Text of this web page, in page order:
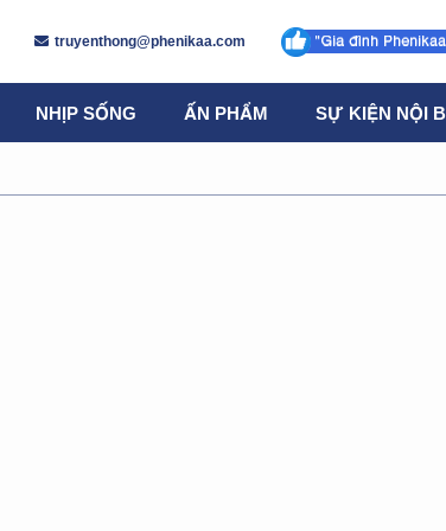
truyenthong@phenikaa.com
NHỊP SỐNG ẤN PHẨM SỰ KIỆN NỘI